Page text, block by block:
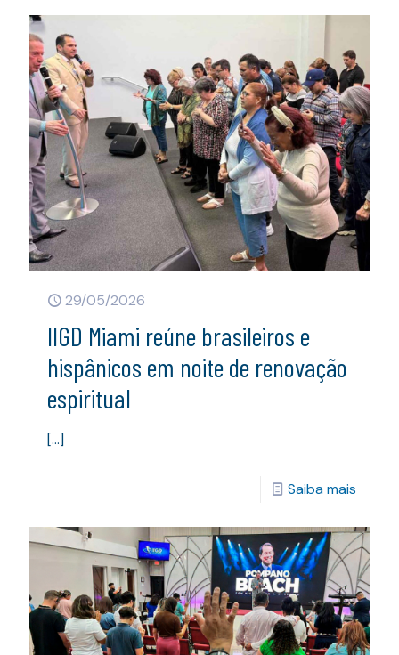
29/05/2026
IIGD Miami reúne brasileiros e
hispânicos em noite de renovação
espiritual
[…]
Saiba mais